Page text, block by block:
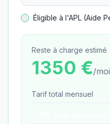
Éligible à l'APL (Aide
Reste à charge estimé
1350 €/
Tarif total mensuel